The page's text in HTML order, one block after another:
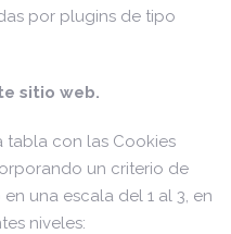
por plugins de tipo
sitio web.
tabla con las Cookies
un criterio de
una escala del 1 al 3, en
niveles: